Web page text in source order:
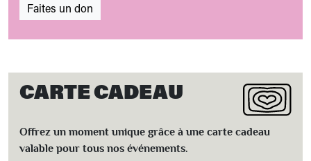
Faites un don
CARTE CADEAU
Offrez un moment unique grâce à une carte cadeau
valable pour tous nos événements.